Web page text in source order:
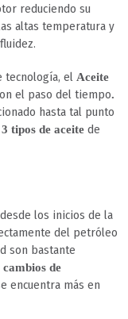
reduciendo su
altas temperatura y
tecnología, el Aceite
el paso del tiempo.
hasta tal punto
tipos de aceite de
los inicios de la
del petróleo
son bastante
de
encuentra más en